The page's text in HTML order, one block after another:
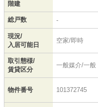
階建
総戸数 -
現況/
入居可能日
空家/即時
取引態様/
賃貸区分
一般媒介/一般
物件番号 101372745